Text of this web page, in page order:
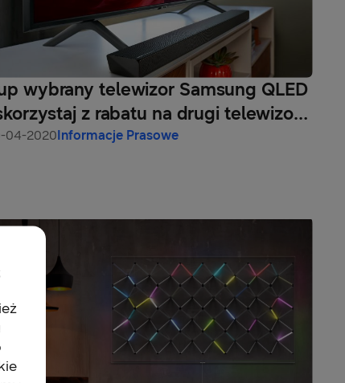
wybrany telewizor Samsung QLED
z rabatu na drugi telewizor
soundbar
04-2020Informacje Prasowe